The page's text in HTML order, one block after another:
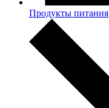
Продукты питания